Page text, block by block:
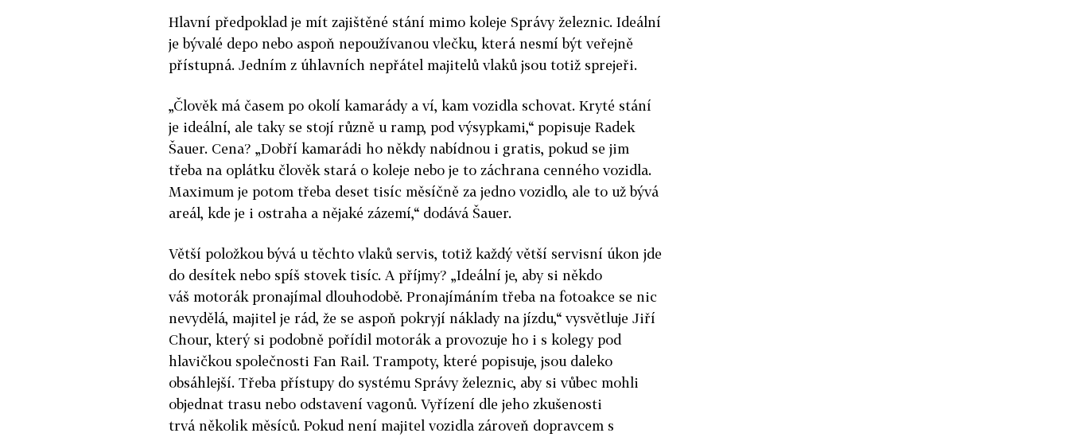
Hlavní předpoklad je mít zajištěné stání mimo koleje Správy železnic. Ideální
je bývalé depo nebo aspoň nepoužívanou vlečku, která nesmí být veřejně
přístupná. Jedním z úhlavních nepřátel majitelů vlaků jsou totiž sprejeři.
„Člověk má časem po okolí kamarády a ví, kam vozidla schovat. Kryté stání
je ideální, ale taky se stojí různě u ramp, pod výsypkami,“ popisuje Radek
Šauer. Cena? „Dobří kamarádi ho někdy nabídnou i gratis, pokud se jim
třeba na oplátku člověk stará o koleje nebo je to záchrana cenného vozidla.
Maximum je potom třeba deset tisíc měsíčně za jedno vozidlo, ale to už bývá
areál, kde je i ostraha a nějaké zázemí,“ dodává Šauer.
Větší položkou bývá u těchto vlaků servis, totiž každý větší servisní úkon jde
do desítek nebo spíš stovek tisíc. A příjmy? „Ideální je, aby si někdo
váš motorák pronajímal dlouhodobě. Pronajímáním třeba na fotoakce se nic
nevydělá, majitel je rád, že se aspoň pokryjí náklady na jízdu,“ vysvětluje Jiří
Chour, který si podobně pořídil motorák a provozuje ho i s kolegy pod
hlavičkou společnosti Fan Rail. Trampoty, které popisuje, jsou daleko
obsáhlejší. Třeba přístupy do systému Správy železnic, aby si vůbec mohli
objednat trasu nebo odstavení vagonů. Vyřízení dle jeho zkušenosti
trvá několik měsíců. Pokud není majitel vozidla zároveň dopravcem s